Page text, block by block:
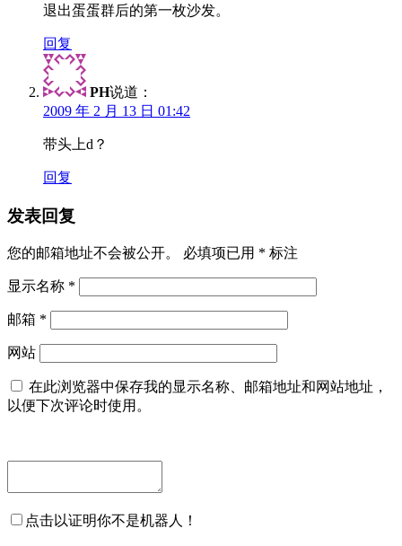
退出蛋蛋群后的第一枚沙发。
回复
PH说道：
2009 年 2 月 13 日 01:42
带头上d？
回复
发表回复
您的邮箱地址不会被公开。 必填项已用 * 标注
显示名称 *
邮箱 *
网站
在此浏览器中保存我的显示名称、邮箱地址和网站地址，
以便下次评论时使用。
点击以证明你不是机器人！